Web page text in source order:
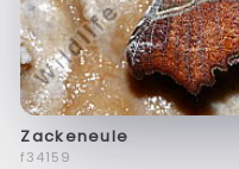
Zackeneule
f34159